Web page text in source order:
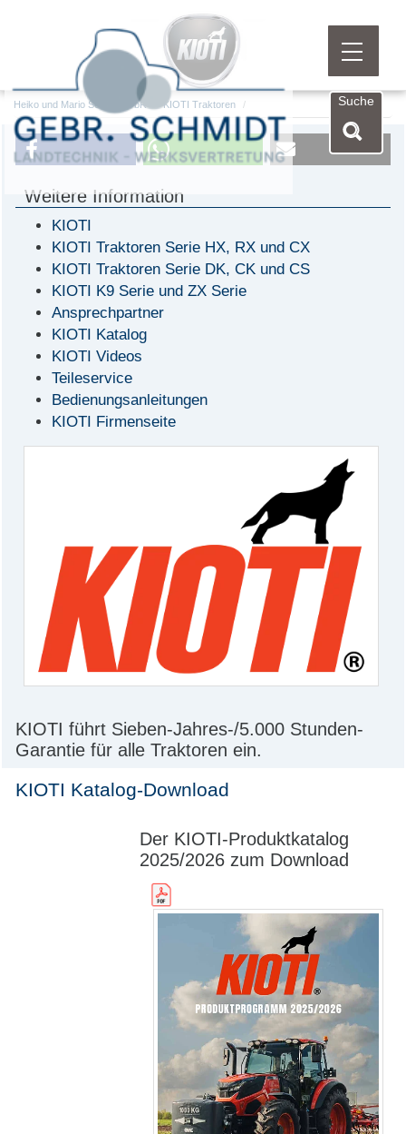
Menü
Suche
Heiko und Mario Schmidt GbR KIOTI Traktoren
Weitere Information
KIOTI
KIOTI Traktoren Serie HX, RX und CX
KIOTI Traktoren Serie DK, CK und CS
KIOTI K9 Serie und ZX Serie
Ansprechpartner
KIOTI Katalog
KIOTI Videos
Teileservice
Bedienungsanleitungen
KIOTI Firmenseite
KIOTI führt Sieben-Jahres-/5.000 Stunden-
Garantie für alle Traktoren ein.
KIOTI Katalog-Download
Der KIOTI-Produktkatalog
2025/2026 zum Download